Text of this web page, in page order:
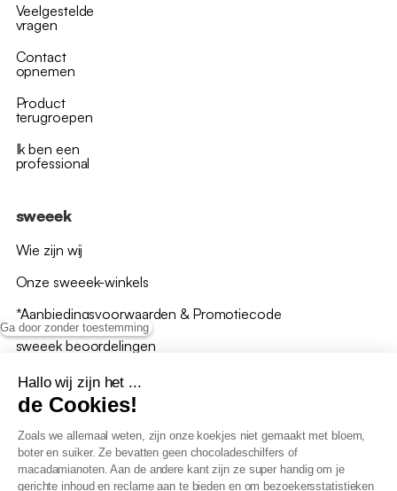
Ga door zonder toestemming
Hallo wij zijn het ...
de Cookies!
Zoals we allemaal weten, zijn onze koekjes niet gemaakt met bloem,
boter en suiker. Ze bevatten geen chocoladeschilfers of
macadamianoten. Aan de andere kant zijn ze super handig om je
gerichte inhoud en reclame aan te bieden en om bezoekersstatistieken
Veelgestelde
vragen
Contact
opnemen
Product
terugroepen
Ik ben een
professional
sweeek
Wie zijn wij
Onze sweeek-winkels
*Aanbiedingsvoorwaarden & Promotiecode
sweeek beoordelingen
Algemene verkoopsvoorwaarden
AV loyaliteitsprogramma